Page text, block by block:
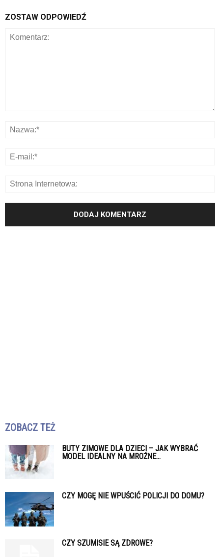
ZOSTAW ODPOWIEDŹ
ZOBACZ TEŻ
BUTY ZIMOWE DLA DZIECI – JAK WYBRAĆ
MODEL IDEALNY NA MROŹNE...
CZY MOGĘ NIE WPUŚCIĆ POLICJI DO DOMU?
CZY SZUMISIE SĄ ZDROWE?